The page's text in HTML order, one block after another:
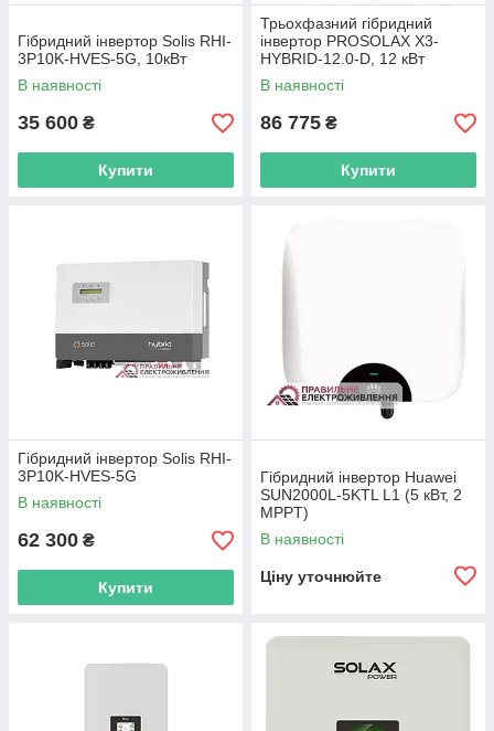
Гібридний інвертор Solis RHI-
3P10K-HVES-5G, 10кВт
В наявності
35 600 ₴
Купити
Трьохфазний гібридний
інвертор PROSOLAX X3-
HYBRID-12.0-D, 12 кВт
В наявності
86 775 ₴
Купити
Гібридний інвертор Solis RHI-
3P10K-HVES-5G
В наявності
62 300 ₴
Купити
Гібридний інвертор Huawei
SUN2000L-5KTL L1 (5 кВт, 2
MPPT)
В наявності
Ціну уточнюйте